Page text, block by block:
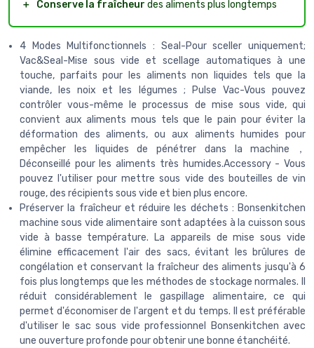
＋
Conserve la fraîcheur des aliments plus longtemps
4 Modes Multifonctionnels : Seal-Pour sceller uniquement;
Vac&Seal-Mise sous vide et scellage automatiques à une
touche, parfaits pour les aliments non liquides tels que la
viande, les noix et les légumes ; Pulse Vac-Vous pouvez
contrôler vous-même le processus de mise sous vide, qui
convient aux aliments mous tels que le pain pour éviter la
déformation des aliments, ou aux aliments humides pour
empêcher les liquides de pénétrer dans la machine，
Déconseillé pour les aliments très humides.Accessory - Vous
pouvez l'utiliser pour mettre sous vide des bouteilles de vin
rouge, des récipients sous vide et bien plus encore.
Préserver la fraîcheur et réduire les déchets : Bonsenkitchen
machine sous vide alimentaire sont adaptées à la cuisson sous
vide à basse température. La appareils de mise sous vide
élimine efficacement l'air des sacs, évitant les brûlures de
congélation et conservant la fraîcheur des aliments jusqu'à 6
fois plus longtemps que les méthodes de stockage normales. Il
réduit considérablement le gaspillage alimentaire, ce qui
permet d'économiser de l'argent et du temps. Il est préférable
d'utiliser le sac sous vide professionnel Bonsenkitchen avec
une ouverture profonde pour obtenir une bonne étanchéité.